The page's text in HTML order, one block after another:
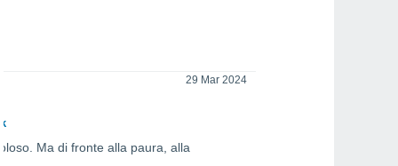
29 Mar 2024
Ma di fronte alla paura, alla